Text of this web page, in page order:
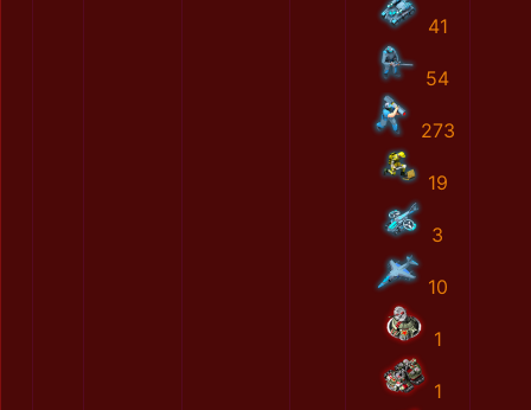
41
54
273
19
3
10
1
1